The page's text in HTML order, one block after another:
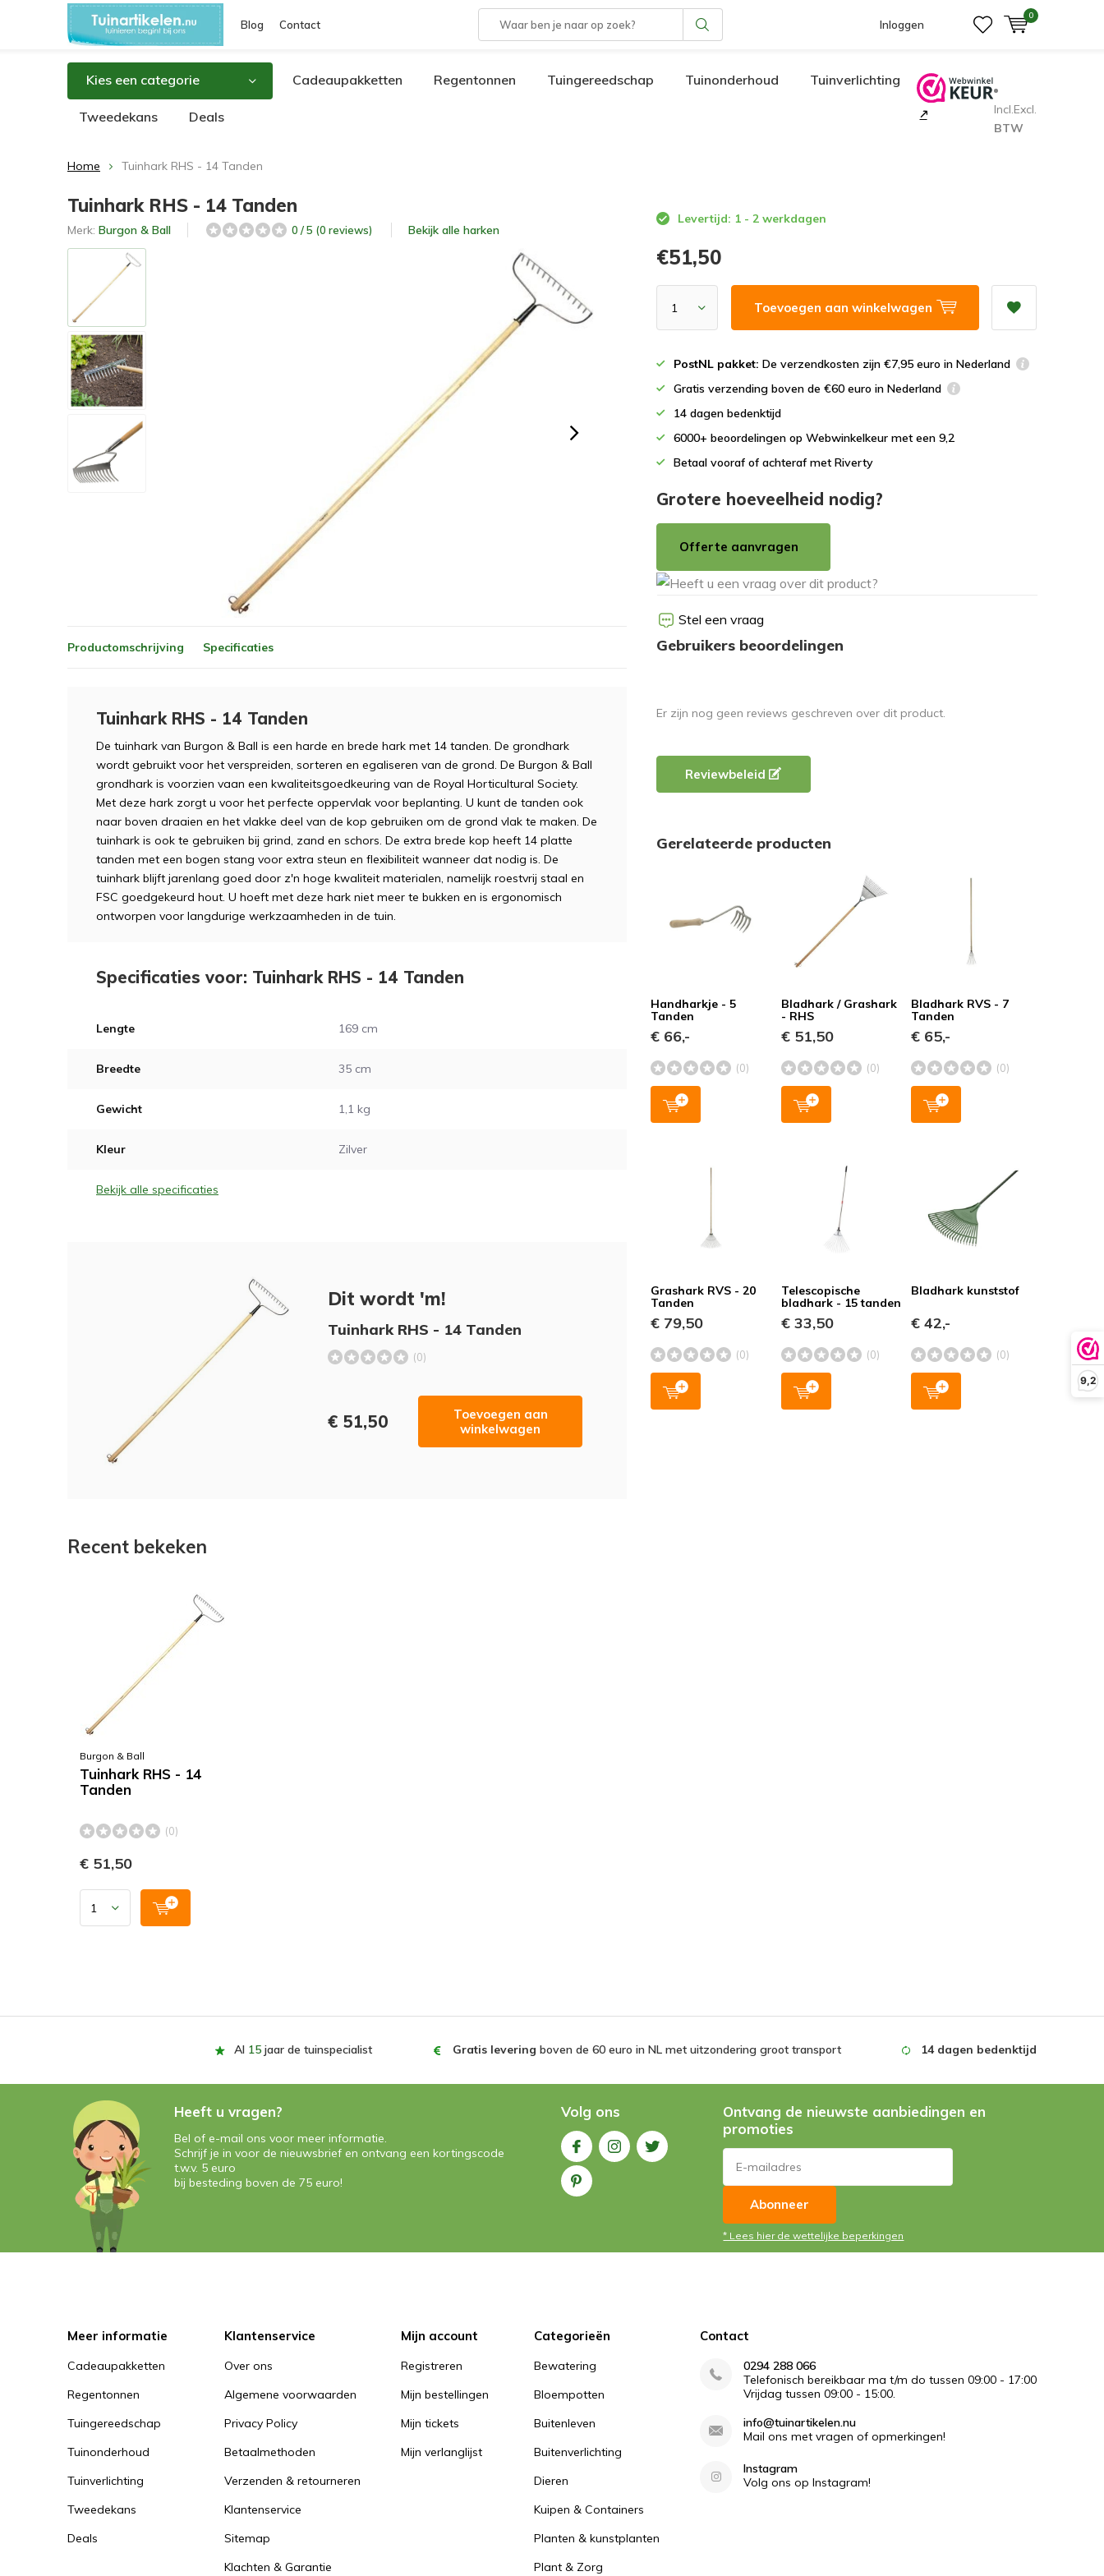
9,2
Blog Contact Inloggen
0
Kies een categorie Cadeaupakketten Regentonnen Tuingereedschap Tuinonderhoud Tuinverlichting
Tweedekans Deals Incl.Excl.
BTW
Home Tuinhark RHS - 14 Tanden
Tuinhark RHS - 14 Tanden
Merk: Burgon & Ball 0 / 5 (0 reviews) Bekijk alle harken
Levertijd: 1 - 2 werkdagen
€51,50
Toevoegen aan winkelwagen
PostNL pakket: De verzendkosten zijn €7,95 euro in Nederland
Gratis verzending boven de €60 euro in Nederland
14 dagen bedenktijd
6000+ beoordelingen op Webwinkelkeur met een 9,2
Betaal vooraf of achteraf met Riverty
Grotere hoeveelheid nodig?
Offerte aanvragen
Stel een vraag
Productomschrijving Specificaties
Tuinhark RHS - 14 Tanden
De tuinhark van Burgon & Ball is een harde en brede hark met 14 tanden. De grondhark
wordt gebruikt voor het verspreiden, sorteren en egaliseren van de grond. De Burgon & Ball
grondhark is voorzien vaan een kwaliteitsgoedkeuring van de Royal Horticultural Society.
Met deze hark zorgt u voor het perfecte oppervlak voor beplanting. U kunt de tanden ook
naar boven draaien en het vlakke deel van de kop gebruiken om de grond vlak te maken. De
tuinhark is ook te gebruiken bij grind, zand en schors. De extra brede kop heeft 14 platte
tanden met een bogen stang voor extra steun en flexibiliteit wanneer dat nodig is. De
tuinhark blijft jarenlang goed door z'n hoge kwaliteit materialen, namelijk roestvrij staal en
FSC goedgekeurd hout. U hoeft met deze hark niet meer te bukken en is ergonomisch
ontworpen voor langdurige werkzaamheden in de tuin.
Specificaties voor: Tuinhark RHS - 14 Tanden
Lengte 169 cm
Breedte 35 cm
Gewicht 1,1 kg
Kleur Zilver
Bekijk alle specificaties
Dit wordt 'm!
Tuinhark RHS - 14 Tanden
(0)
€ 51,50
Toevoegen aan
winkelwagen
Gebruikers beoordelingen
Er zijn nog geen reviews geschreven over dit product.
Reviewbeleid
Gerelateerde producten
Handharkje - 5
Tanden
€ 66,-
(0)
Bladhark / Grashark
- RHS
€ 51,50
(0)
Bladhark RVS - 7
Tanden
€ 65,-
(0)
Grashark RVS - 20
Tanden
€ 79,50
(0)
Telescopische
bladhark - 15 tanden
€ 33,50
(0)
Bladhark kunststof
€ 42,-
(0)
Recent bekeken
Burgon & Ball
Tuinhark RHS - 14
Tanden
(0)
€ 51,50
Al 15 jaar de tuinspecialist Gratis levering boven de 60 euro in NL met uitzondering groot transport 14 dagen bedenktijd
Heeft u vragen?
Bel of e-mail ons voor meer informatie.
Schrijf je in voor de nieuwsbrief en ontvang een kortingscode
t.w.v. 5 euro
bij besteding boven de 75 euro!
Volg ons
Ontvang de nieuwste aanbiedingen en
promoties
Abonneer
* Lees hier de wettelijke beperkingen
Meer informatie
Cadeaupakketten
Regentonnen
Tuingereedschap
Tuinonderhoud
Tuinverlichting
Tweedekans
Deals
Klantenservice
Over ons
Algemene voorwaarden
Privacy Policy
Betaalmethoden
Verzenden & retourneren
Klantenservice
Sitemap
Klachten & Garantie
Mijn account
Registreren
Mijn bestellingen
Mijn tickets
Mijn verlanglijst
Categorieën
Bewatering
Bloempotten
Buitenleven
Buitenverlichting
Dieren
Kuipen & Containers
Planten & kunstplanten
Plant & Zorg
Contact
0294 288 066
Telefonisch bereikbaar ma t/m do tussen 09:00 - 17:00
Vrijdag tussen 09:00 - 15:00.
info@tuinartikelen.nu
Mail ons met vragen of opmerkingen!
Instagram
Volg ons op Instagram!